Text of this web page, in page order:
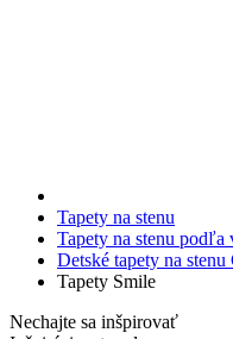
Tapety na stenu
Tapety na stenu podľa
Detské tapety na stenu
Tapety Smile
Nechajte sa inšpirovať